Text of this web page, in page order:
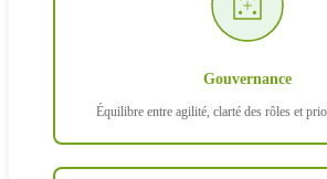
Gouvernance
Équilibre entre agilité, clarté des rôles et